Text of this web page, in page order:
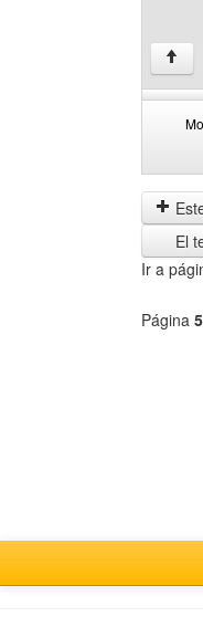
↑
by
El
Ir a
Página 5